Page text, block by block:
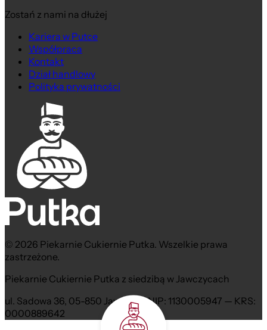
Zostań z nami na dłużej
Kariera w Putce
Współpraca
Kontakt
Dział handlowy
Polityka prywatności
© 2026 Piekarnie Cukiernie Putka. Wszelkie prawa
zastrzeżone.
Piekarnie Cukiernie Putka z siedzibą w Jawczycach
ul. Sadowa 36, 05-850 Jawczyce NIP: 1130005947 — KRS:
0000889642